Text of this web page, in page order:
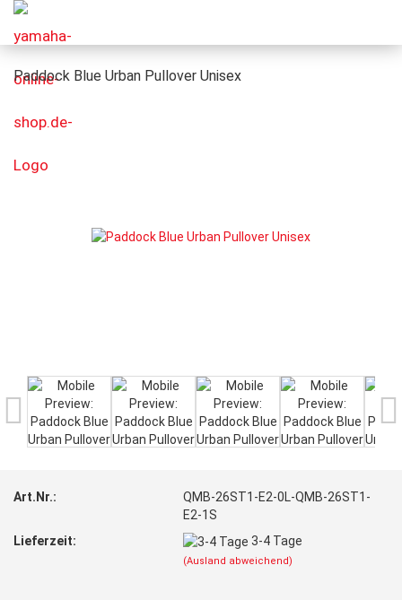
Paddock Blue Urban Pullover Unisex
Art.Nr.:
QMB-26ST1-E2-0L-QMB-26ST1-
E2-1S
Lieferzeit:
3-4 Tage
(Ausland abweichend)